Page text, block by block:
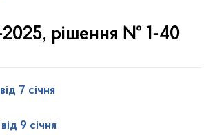
2025, рішення № 1-40
7 січня
9 січня